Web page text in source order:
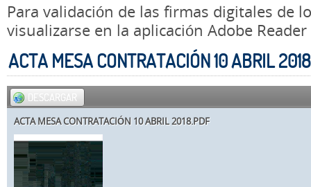
Para validación de las firmas digitales de
visualizarse en la aplicación Adobe Reader
ACTA MESA CONTRATACIÓN 10 ABRIL
DESCARGAR
ACTA MESA CONTRATACIÓN 10 ABRIL 2018.PDF